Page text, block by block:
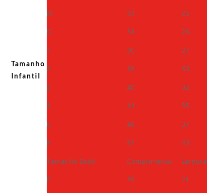
Tamanho
Infantil
M
33
25
G
34
26
1
36
27
2
38
30
3
40
32
4
44
35
6
49
37
8
52
40
Tamanho Body
Comprimento
Largura
P
35
21